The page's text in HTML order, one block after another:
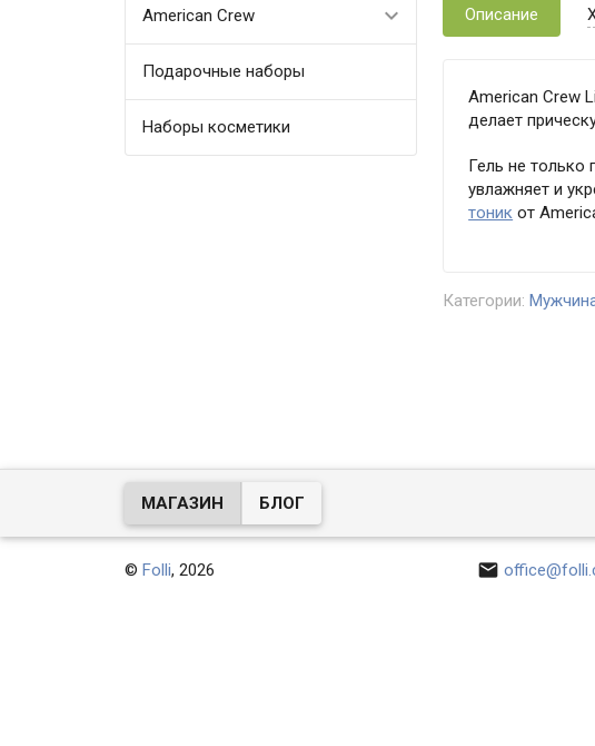
American Crew
Подарочные наборы
Наборы косметики
Описание
American Crew
делает
Гель не
увлажняет и
тоник от
Категории:
МАГАЗИН БЛОГ
©Folli, 2026